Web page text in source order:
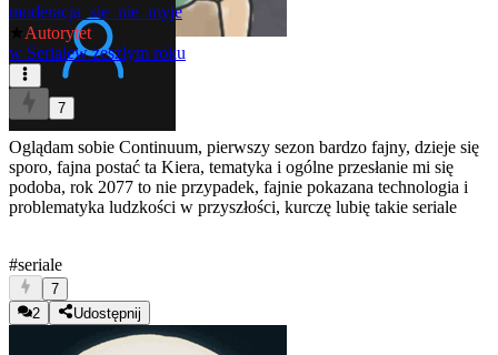
moderacja_sie_nie_myje
Autorytet
w Serialew zeszłym roku
7
Oglądam sobie Continuum, pierwszy sezon bardzo fajny, dzieje się
sporo, fajna postać ta Kiera, tematyka i ogólne przesłanie mi się
podoba, rok 2077 to nie przypadek, fajnie pokazana technologia i
problematyka ludzkości w przyszłości, kurczę lubię takie seriale
#seriale
7
2
Udostępnij